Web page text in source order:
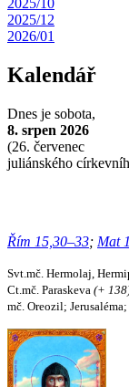
2025/10
2025/12
2026/01
Kalendář
Dnes je sobota,
8. srpen 2026
(26. červenec
juliánského
Řím 15,30–33; Mat
Svt.mč. Hermolaj,
Ct.mč. Paraskeva (+
mč. Oreozil;